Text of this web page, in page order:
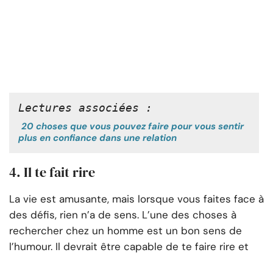
Lectures associées :
20 choses que vous pouvez faire pour vous sentir
plus en confiance dans une relation
4. Il te fait rire
La vie est amusante, mais lorsque vous faites face à
des défis, rien n’a de sens. L’une des choses à
rechercher chez un homme est un bon sens de
l’humour. Il devrait être capable de te faire rire et